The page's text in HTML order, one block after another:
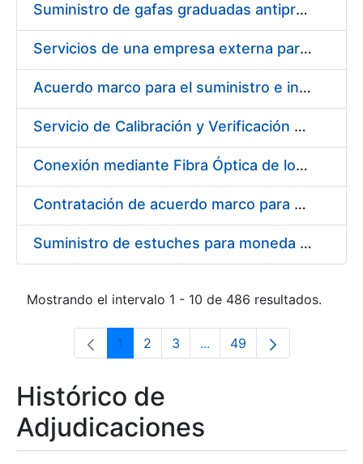
Suministro de gafas graduadas antiproyecciones para los trabajadores de la FNMT-RCM en los centros de trabajo de Madrid y Burgos
Servicios de una empresa externa para el asesoramiento y resolución de los recursos de alzada que se presentan relacionados con procesos de selección para la FNMT-RCM
Acuerdo marco para el suministro e instalación de persianas, estores y otros complementos
Servicio de Calibración y Verificación Externa de los Equipos de Medición del Servicio de Prevención de la FNMT-RCM
Conexión mediante Fibra Óptica de los Centros de Proceso de Datos (CPDs) de las sedes de la FNMT-RCM de Burgos y Madrid
Contratación de acuerdo marco para el Suministro de Material de Electricidad para la Fábrica Nacional de Moneda y Timbre-Real Casa de la Moneda en su centro de trabajo de Burgos
Suministro de estuches para moneda de 30 €
Mostrando el intervalo 1 - 10 de 486 resultados.
Página
1 Página
2 Página
3 ...Páginas intermedias Use
Página
49
Histórico de
Adjudicaciones